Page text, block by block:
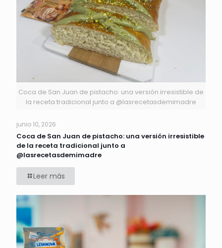
Coca de San Juan de pistacho: una versión irresistible de
la receta tradicional junto a @lasrecetasdemimadre
junio 10, 2026
Coca de San Juan de pistacho: una versión irresistible
de la receta tradicional junto a
@lasrecetasdemimadre
Leer más